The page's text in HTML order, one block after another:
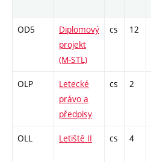
OD5
Diplomový
projekt
(M-STL)
cs 12
OLP
Letecké
právo a
předpisy
cs 2
OLL Letiště II cs 4